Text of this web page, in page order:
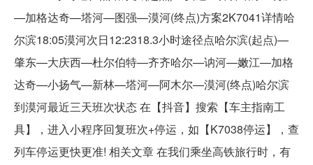
—加格达奇—塔河—图强—漠河(终点)方案2K7041详情哈
尔滨18:05漠河次日12:2318.3小时途径点哈尔滨(起点)—
肇东—大庆西—杜尔伯特—齐齐哈尔—讷河—嫩江—加格
达奇—小扬气—新林—塔河—阿木尔—漠河(终点)哈尔滨
到漠河最近三天班次状态 在【抖音】搜索【车主指南工
具】，进入小程序回复班次+停运，如【K7038停运】，查
列车停运更快更准! 相关文章 在我们乘坐高铁旅行时，有